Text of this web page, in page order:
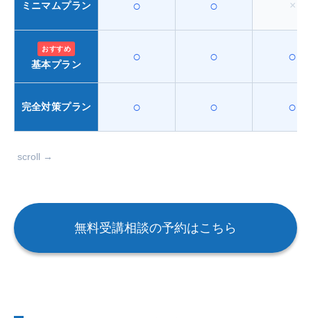
ミニマムプラン ○ ○ ×
おすすめ
基本プラン
○ ○ ○
完全対策プラン ○ ○ ○
scroll →
無料受講相談の予約はこちら